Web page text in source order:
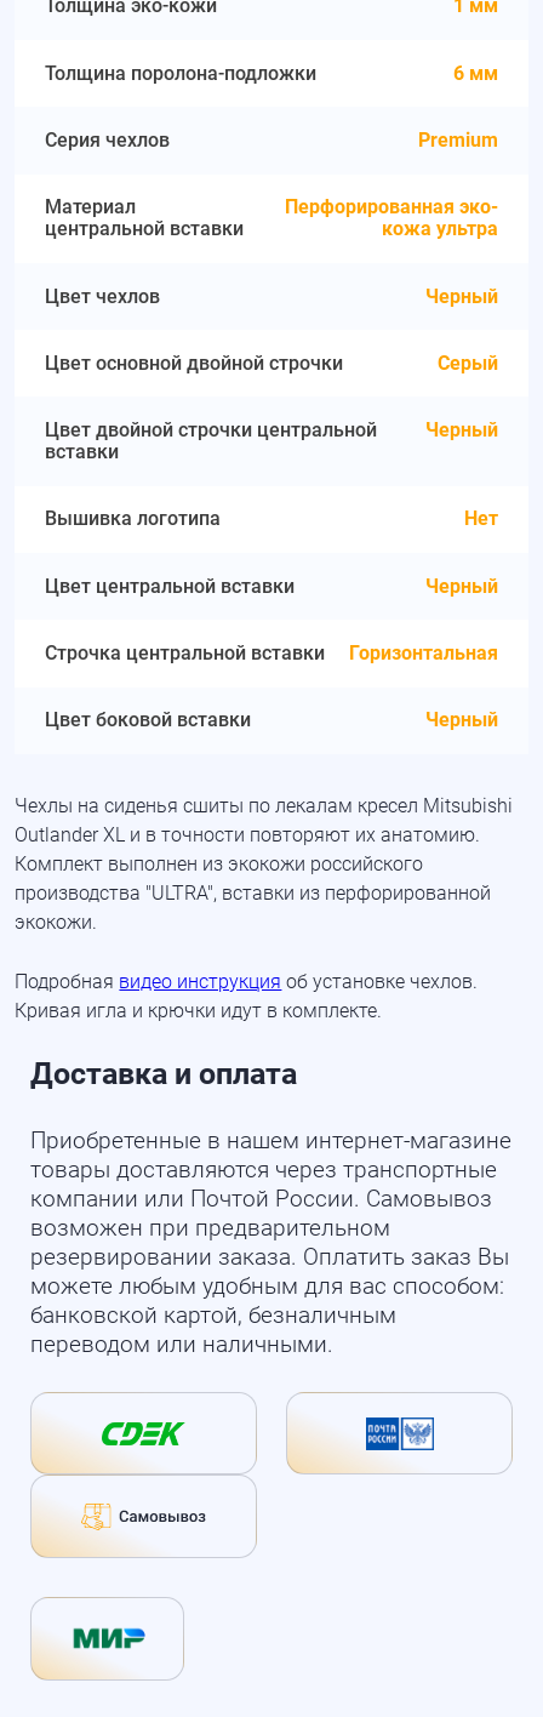
Толщина эко-кожи 1 мм
Толщина поролона-подложки 6 мм
Серия чехлов Premium
Материал
центральной вставки
Перфорированная эко-
кожа ультра
Цвет чехлов Черный
Цвет основной двойной строчки Серый
Цвет двойной строчки центральной
вставки
Черный
Вышивка логотипа Нет
Цвет центральной вставки Черный
Строчка центральной вставки Горизонтальная
Цвет боковой вставки Черный
Чехлы на сиденья сшиты по лекалам кресел Mitsubishi
Outlander XL и в точности повторяют их анатомию.
Комплект выполнен из экокожи российского
производства "ULTRA", вставки из перфорированной
экокожи.
Подробная видео инструкция об установке чехлов.
Кривая игла и крючки идут в комплекте.
Доставка и оплата
Приобретенные в нашем интернет-магазине
товары доставляются через транспортные
компании или Почтой России. Самовывоз
возможен при предварительном
резервировании заказа. Оплатить заказ Вы
можете любым удобным для вас способом:
банковской картой, безналичным
переводом или наличными.